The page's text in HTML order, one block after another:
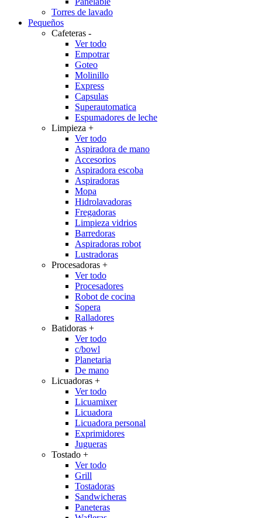
Torres de lavado
Pequeños
Cafeteras -
Ver todo
Empotrar
Goteo
Molinillo
Express
Capsulas
Superautomatica
Espumadores de leche
Limpieza +
Ver todo
Aspiradora de mano
Accesorios
Aspiradora escoba
Aspiradoras
Mopa
Hidrolavadoras
Fregadoras
Limpieza vidrios
Barredoras
Aspiradoras robot
Lustradoras
Procesadoras +
Ver todo
Procesadores
Robot de cocina
Sopera
Ralladores
Batidoras +
Ver todo
c/bowl
Planetaria
De mano
Licuadoras +
Ver todo
Licuamixer
Licuadora
Licuadora personal
Exprimidores
Jugueras
Tostado +
Ver todo
Grill
Tostadoras
Sandwicheras
Paneteras